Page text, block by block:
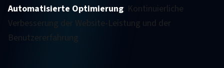
Automatisierte Optimierung: Kontinuierliche
Verbesserung der Website-Leistung und der
Benutzererfahrung